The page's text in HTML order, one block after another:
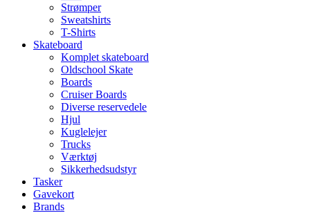
Strømper
Sweatshirts
T-Shirts
Skateboard
Komplet skateboard
Oldschool Skate
Boards
Cruiser Boards
Diverse reservedele
Hjul
Kuglelejer
Trucks
Værktøj
Sikkerhedsudstyr
Tasker
Gavekort
Brands